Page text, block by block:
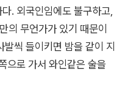
쾌하고도 변덕스러운 조물
역에 이 세상이 끝날 때까
침에 본, 나무 등걸에 붙어
번데기에다 구멍을 뚫고
기다렸지만 오래 걸릴
속되게 이야기 해서 샌님
추진하는 공사 현장감독
대한 업무 추진과 그에 얽
과정에서 나누는 이야기는
이 한마디로 무엇이다 라
출간한 이윤기번역판을 읽
니 퀸의 모습을 형상화한
식인으로 불교에 심취하
대신 노동과 자연을 택하
우연찮게 그는 조르바 노
. 외국인임에도 불구하고,
의 무언가가 있기 때문이
씩 들이키면 밤을 같이 지
으로 가서 와인같은 술을